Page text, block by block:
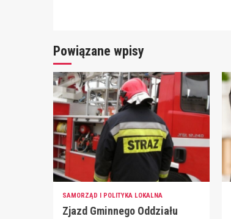
Powiązane wpisy
SAMORZĄD I POLITYKA LOKALNA
Zjazd Gminnego Oddziału